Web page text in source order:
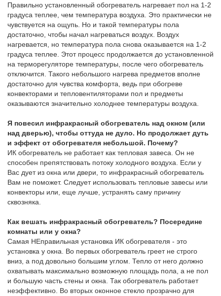
Правильно установленный обогреватель нагревает пол на 1-2
градуса теплее, чем температура воздуха. Это практически не
чувствуется на ощупь. Но и такой температуры пола
достаточно, чтобы начал нагреваться воздух. Воздух
нагревается, но температура пола снова оказывается на 1-2
градуса теплее. Этот процесс продолжается до установленной
на терморегуляторе температуры, после чего обогреватель
отключится. Такого небольшого нагрева предметов вполне
достаточно для чувства комфорта, ведь при обогреве
конвекторами и тепловентиляторами пол и предметы
оказываются значительно холоднее температуры воздуха.
Я повесил инфракрасный обогреватель над окном (или
над дверью), чтобы оттуда не дуло. Но продолжает дуть
и эффект от обогревателя небольшой. Почему?
ИК обогреватель не работает как тепловая завеса. Он не
способен препятствовать потоку холодного воздуха. Если у
Вас дует из окна или двери, то инфракрасный обогреватель
Вам не поможет. Следует использовать тепловые завесы или
конвекторы или, еще лучше, устранять саму причину
сквозняка.
Как вешать инфракрасный обогреватель? Посередине
комнаты или у окна?
Самая НЕправильная установка ИК обогревателя - это
установка у окна. Во первых обогреватель греет не строго
вниз, а под довольно большим углом. Тепло от него должно
охватывать максимально возможную площадь пола, а не пол
и большую часть стены и окна. Так обогреватель работает
неэффективно. Во вторых оконное стекло прозрачно для